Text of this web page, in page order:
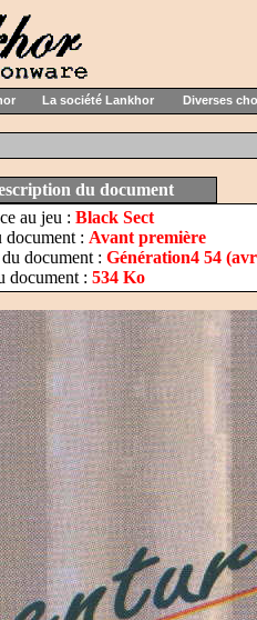
La société Lankhor Diverses
du document
au jeu : Black Sect
document : Avant première
document : Génération4 54
document : 534 Ko